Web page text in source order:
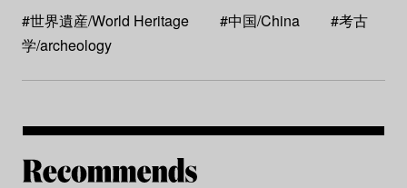
#世界遺産/World Heritage #中国/China
#考古
学/archeology